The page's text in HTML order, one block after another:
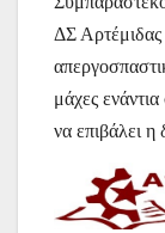
ΔΣ
μάχες
να επιβάλει η